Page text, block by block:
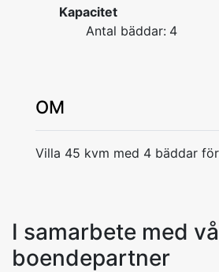
Kapacitet
Antal bäddar: 4
OM
Villa 45 kvm med 4 bäddar
I samarbete med
boendepartner